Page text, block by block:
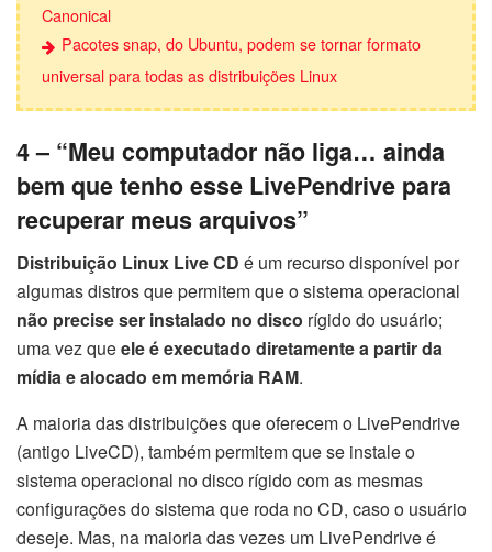
Canonical
Pacotes snap, do Ubuntu, podem se tornar formato
universal para todas as distribuições Linux
4 – “Meu computador não liga… ainda
bem que tenho esse LivePendrive para
recuperar meus arquivos”
Distribuição Linux Live CD é um recurso disponível por
algumas distros que permitem que o sistema operacional
não precise ser instalado no disco rígido do usuário;
uma vez queele é executado diretamente a partir da
mídia e alocado em memória RAM.
A maioria das distribuições que oferecem o LivePendrive
(antigo LiveCD), também permitem que se instale o
sistema operacional no disco rígido com as mesmas
configurações do sistema que roda no CD, caso o usuário
deseje. Mas, na maioria das vezes um LivePendrive é